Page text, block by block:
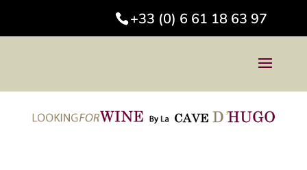
+33 (0) 6 61 18 63 97